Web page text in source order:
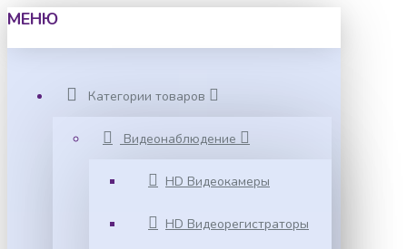
МЕНЮ
Категории товаров
Видеонаблюдение
HD Видеокамеры
HD Видеорегистраторы